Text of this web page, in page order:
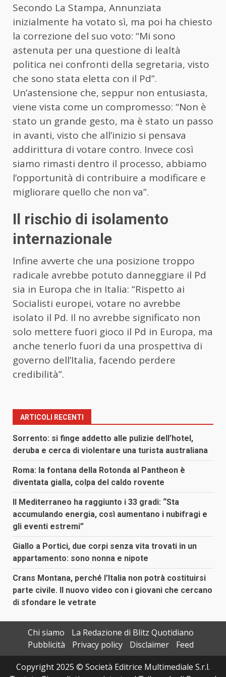
Secondo La Stampa, Annunziata
inizialmente ha votato sì, ma poi ha chiesto
la correzione del suo voto: “Mi sono
astenuta per una questione di lealtà
politica nei confronti della segretaria, visto
che sono stata eletta con il Pd”.
Un’astensione che, seppur non entusiasta,
viene vista come un compromesso: “Non è
stato un grande gesto, ma è stato un passo
in avanti, visto che all’inizio si pensava
addirittura di votare contro. Invece così
siamo rimasti dentro il processo, abbiamo
l’opportunità di contribuire a modificare e
migliorare quello che non va”.
Il rischio di isolamento
internazionale
Infine avverte che una posizione troppo
radicale avrebbe potuto danneggiare il Pd
sia in Europa che in Italia: “Rispetto ai
Socialisti europei, votare no avrebbe
isolato il Pd. Il no avrebbe significato non
solo mettere fuori gioco il Pd in Europa, ma
anche tenerlo fuori da una prospettiva di
governo dell’Italia, facendo perdere
credibilità”.
ARTICOLI RECENTI
Sorrento: si finge addetto alle pulizie dell’hotel,
deruba e cerca di violentare una turista australiana
Roma: la fontana della Rotonda al Pantheon è
diventata gialla, colpa del caldo rovente
Il Mediterraneo ha raggiunto i 33 gradi: “Sta
accumulando energia, così aumentano i nubifragi e
gli eventi estremi”
Giallo a Portici, due corpi senza vita trovati in un
appartamento: sono nonna e nipote
Crans Montana, perché l’Italia non potrà costituirsi
parte civile. Il nuovo video con i giovani che cercano
di sfondare le vetrate
Chi siamo
La Redazione di Blitz Quotidiano
Pubblicità
Privacy policy Disclaimer
Feed
Copyright 2025 © Società Editrice Multimediale S.r.l.